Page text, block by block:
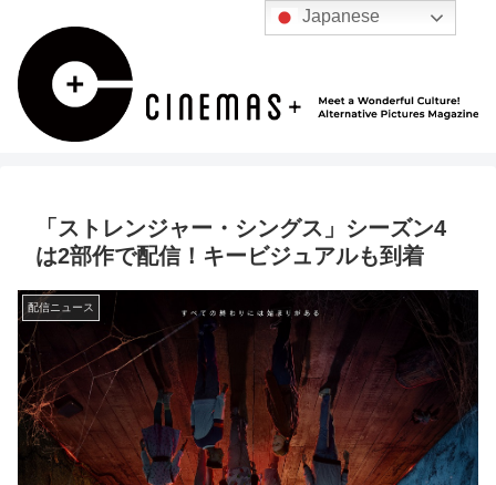
「ストレンジャー・シングス」シーズン4
は2部作で配信！キービジュアルも到着
配信ニュース
Japanese